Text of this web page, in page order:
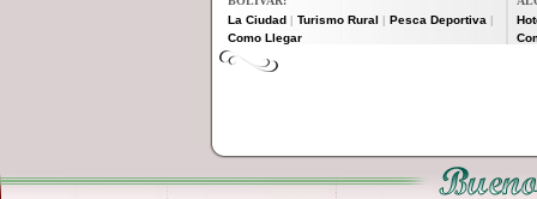
La Ciudad
Turismo Rural Pesca Deportiva
Como Llegar